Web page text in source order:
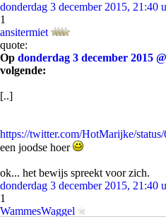
donderdag 3 december 2015, 21:40
1
ansitermiet
quote:
Op donderdag 3 december 2015
volgende:
[..]
https://twitter.com/HotMarijke/
een joodse hoer
ok... het bewijs spreekt voor zich.
donderdag 3 december 2015, 21:40
1
WammesWaggel